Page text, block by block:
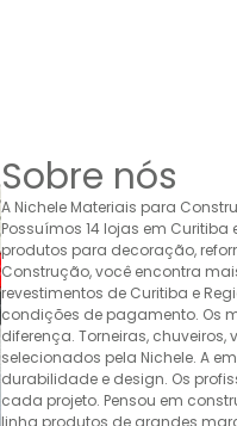
Sobre nós
A Nichele Materiais para
Possuímos 14 lojas em
produtos para decoração,
Construção, você encontra
revestimentos de Curitiba e
condições de pagamento. Os
diferença. Torneiras,
selecionados pela Nichele. A
durabilidade e design. Os
cada projeto. Pensou em